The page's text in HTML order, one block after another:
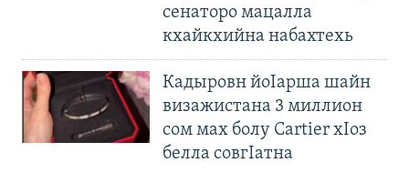
сенаторо мацалла
кхайкхийна набахтехь
Кадыровн йоIарша шайн
визажистана 3 миллион
сом мах болу Cartier хIоз
белла совгIатна